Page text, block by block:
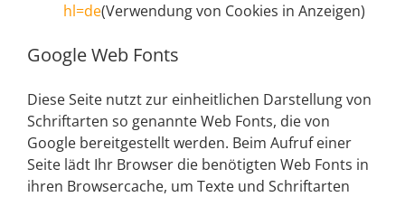
hl=de(Verwendung von Cookies in Anzeigen)
Google Web Fonts
Diese Seite nutzt zur einheitlichen Darstellung von
Schriftarten so genannte Web Fonts, die von
Google bereitgestellt werden. Beim Aufruf einer
Seite lädt Ihr Browser die benötigten Web Fonts in
ihren Browsercache, um Texte und Schriftarten